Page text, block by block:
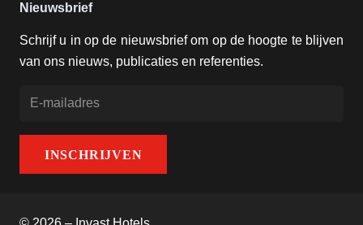
Nieuwsbrief
Schrijf u in op de nieuwsbrief om op de hoogte te blijven
van ons nieuws, publicaties en referenties.